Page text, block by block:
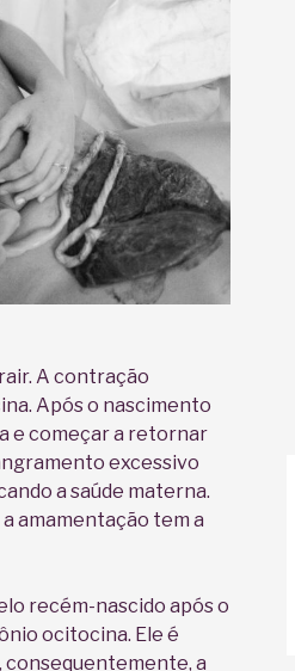
A contração
Após o nascimento
e começar a retornar
excessivo
a saúde materna.
amamentação tem a
recém-nascido após o
ocitocina. Ele é
a